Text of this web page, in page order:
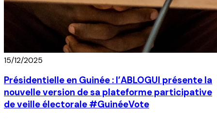
15/12/2025
Présidentielle en Guinée : l’ABLOGUI présente la
nouvelle version de sa plateforme participative
de veille électorale #GuinéeVote